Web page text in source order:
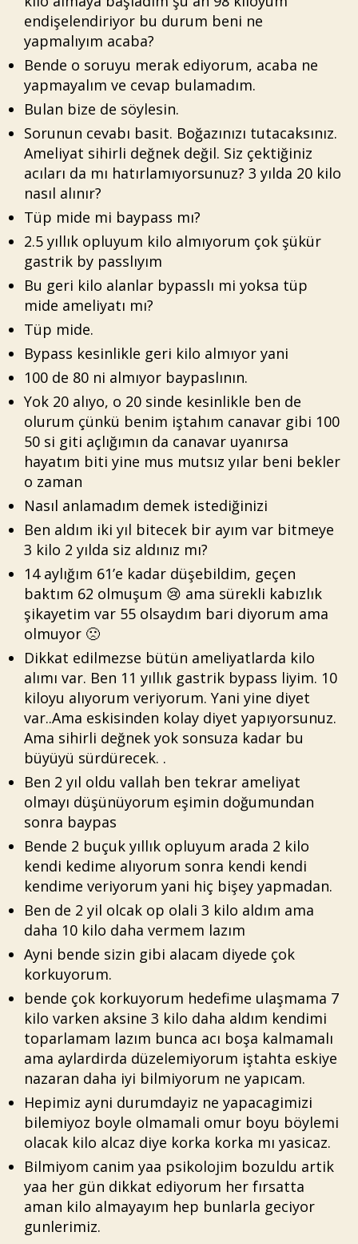
endişelendiriyor bu durum beni ne
yapmalıyım acaba?
Bende o soruyu merak ediyorum, acaba ne
yapmayalım ve cevap bulamadım.
Bulan bize de söylesin.
Sorunun cevabı basit. Boğazınızı tutacaksınız.
Ameliyat sihirli değnek değil. Siz çektiğiniz
acıları da mı hatırlamıyorsunuz? 3 yılda 20 kilo
nasıl alınır?
Tüp mide mi baypass mı?
2.5 yıllık opluyum kilo almıyorum çok şükür
gastrik by passlıyım
Bu geri kilo alanlar bypasslı mi yoksa tüp
mide ameliyatı mı?
Tüp mide.
Bypass kesinlikle geri kilo almıyor yani
100 de 80 ni almıyor baypaslının.
Yok 20 alıyo, o 20 sinde kesinlikle ben de
olurum çünkü benim iştahım canavar gibi 100
50 si giti açlığımın da canavar uyanırsa
hayatım biti yine mus mutsız yılar beni bekler
o zaman
Nasıl anlamadım demek istediğinizi
Ben aldım iki yıl bitecek bir ayım var bitmeye
3 kilo 2 yılda siz aldınız mı?
14 aylığım 61’e kadar düşebildim, geçen
baktım 62 olmuşum 😢 ama sürekli kabızlık
şikayetim var 55 olsaydım bari diyorum ama
olmuyor 🙁
Dikkat edilmezse bütün ameliyatlarda kilo
alımı var. Ben 11 yıllık gastrik bypass liyim. 10
kiloyu alıyorum veriyorum. Yani yine diyet
var..Ama eskisinden kolay diyet yapıyorsunuz.
Ama sihirli değnek yok sonsuza kadar bu
büyüyü sürdürecek. .
Ben 2 yıl oldu vallah ben tekrar ameliyat
olmayı düşünüyorum eşimin doğumundan
sonra baypas
Bende 2 buçuk yıllık opluyum arada 2 kilo
kendi kedime alıyorum sonra kendi kendi
kendime veriyorum yani hiç bişey yapmadan.
Ben de 2 yil olcak op olali 3 kilo aldım ama
daha 10 kilo daha vermem lazım
Ayni bende sizin gibi alacam diyede çok
korkuyorum.
bende çok korkuyorum hedefime ulaşmama 7
kilo varken aksine 3 kilo daha aldım kendimi
toparlamam lazım bunca acı boşa kalmamalı
ama aylardirda düzelemiyorum iştahta eskiye
nazaran daha iyi bilmiyorum ne yapıcam.
Hepimiz ayni durumdayiz ne yapacagimizi
bilemiyoz boyle olmamali omur boyu böylemi
olacak kilo alcaz diye korka korka mı yasicaz.
Bilmiyom canim yaa psikolojim bozuldu artik
yaa her gün dikkat ediyorum her fırsatta
aman kilo almayayım hep bunlarla geciyor
gunlerimiz.